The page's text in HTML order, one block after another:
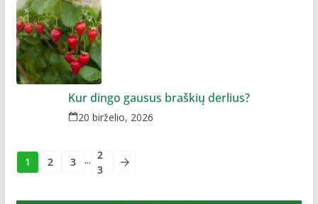
Kur dingo gausus braškių derlius?
20 birželio, 2026
1 2 3 ... 2
3